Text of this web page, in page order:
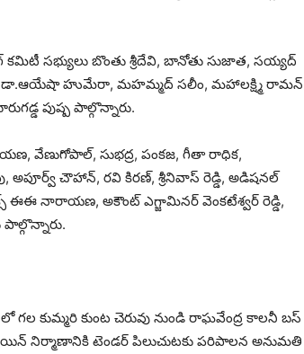
సభ్యులు బొంతు శ్రీదేవి, బానోతు సుజాత, సయ్యద్
డా.ఆయేషా హుమేరా, మహమ్మద్ సలీం, మహాలక్ష్మి రామన్
పుష్ప పాల్గొన్నారు.
వేణుగోపాల్, సుభద్ర, పంకజ, గీతా రాధిక,
చౌహాన్, రవి కిరణ్, శ్రీనివాస్ రెడ్డి, అడిషనల్
ఈఈ నారాయణ, అకౌంట్ ఎగ్జామినర్ వెంకటేశ్వర్ రెడ్డి,
కుమ్మరి కుంట చెరువు నుండి రాఘవేంద్ర కాలనీ బస్
నిర్మాణానికి టెండర్ పిలుచుటకు పరిపాలన అనుమతి